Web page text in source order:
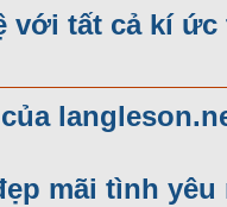
với tất cả kí
mãi tình yêu